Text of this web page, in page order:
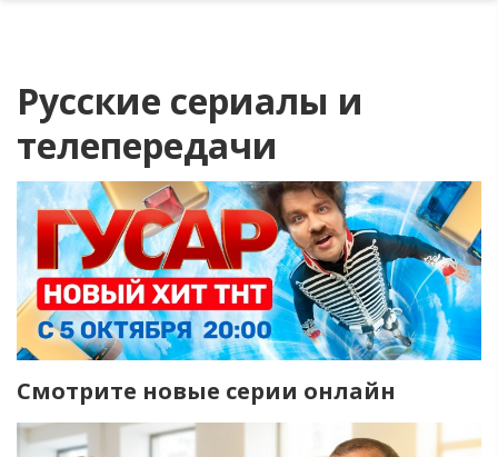
Русские сериалы и
телепередачи
Смотрите новые серии онлайн